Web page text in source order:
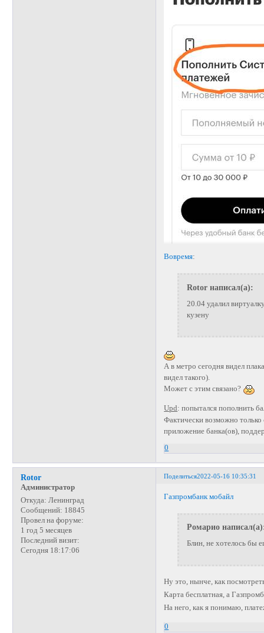
Вовремя:
Rotor написал(а):
20.04 удалил
кузену
А в метро сегодня видел
видел такого).
Может с этим связано?
Upd: попытался пополнить
Фактически возможно
приложение банка(ов),
0
Поделиться2022-05-16 10:35:31
Rotor
Администратор
Откуда: Ленинград
Сообщений: 18845
Провел на форуме:
1 год 5 месяцев
Последний визит:
Сегодня 18:17:06
Газпромбанк мобайл
Ромарио
Блин, не хотелось бы
Ну это, нынче, как
Карта бесплатная, а
На него, как я понимаю,
0